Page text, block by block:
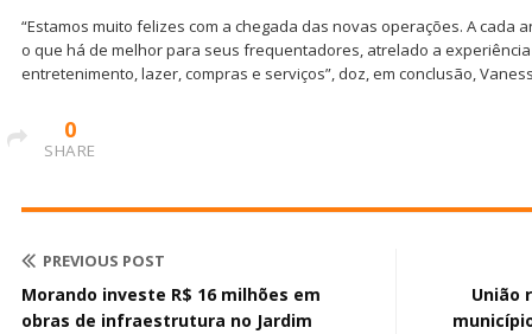
“Estamos muito felizes com a chegada das novas operações. A cada
o que há de melhor para seus frequentadores, atrelado a
entretenimento, lazer, compras e serviços”, doz, em conclusão,
0
SHARE
PREVIOUS POST
Morando investe R$ 16 milhões em
obras de infraestrutura no Jardim
União